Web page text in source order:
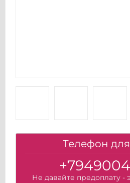
Телефон
Не давайте предоплату -